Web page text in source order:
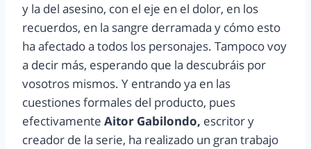
y la del asesino, con el eje en el dolor, en los
recuerdos, en la sangre derramada y cómo esto
ha afectado a todos los personajes. Tampoco voy
a decir más, esperando que la descubráis por
vosotros mismos. Y entrando ya en las
cuestiones formales del producto, pues
efectivamente Aitor Gabilondo, escritor y
creador de la serie, ha realizado un gran trabajo